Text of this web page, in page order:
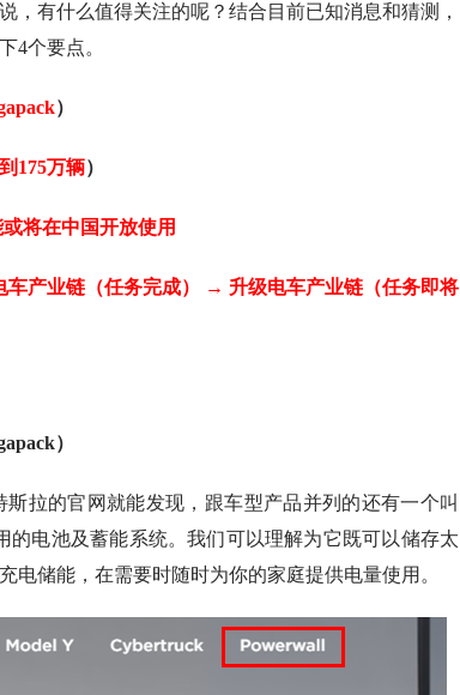
，有什么值得关注的呢？结合目前已知消息和猜测，
4个要点。
）
175万辆）
将在中国开放使用
车产业链（任务完成） → 升级电车产业链（任务即将
）
拉的官网就能发现，跟车型产品并列的还有一个叫
的电池及蓄能系统。我们可以理解为它既可以储存太
电储能，在需要时随时为你的家庭提供电量使用。